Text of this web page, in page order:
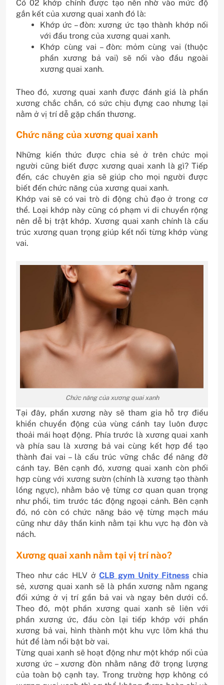
Có 02 khớp chính được tạo nên nhờ vào mức độ
gắn kết của xương quai xanh đó là:
Khớp ức – đòn: xương ức tạo thành khớp nối
với đầu trong của xương quai xanh.
Khớp cùng vai – đòn: mỏm cùng vai (thuộc
phần xương bả vai) sẽ nối vào đầu ngoài
xương quai xanh.
Theo đó, xương quai xanh được đánh giá là phần
xương chắc chắn, có sức chịu đựng cao nhưng lại
nằm ở vị trí dễ gặp chấn thương.
Chức năng của xương quai xanh
Những kiến thức được chia sẻ ở trên chức mọi
người cũng biết được xương quai xanh là gì? Tiếp
đến, các chuyên gia sẽ giúp cho mọi người được
biết đến chức năng của xương quai xanh.
Khớp vai sẽ có vai trò di động chủ đạo ở trong cơ
thể. Loại khớp này cũng có phạm vi di chuyển rộng
nên dễ bị trật khớp. Xương quai xanh chính là cấu
trúc xương quan trọng giúp kết nối từng khớp vùng
vai.
Chức năng của xương quai xanh
Tại đây, phần xương này sẽ tham gia hỗ trợ điều
khiển chuyển động của vùng cánh tay luôn được
thoải mái hoạt động. Phía trước là xương quai xanh
và phía sau là xương bả vai cùng kết hợp để tạo
thành đai vai – là cấu trúc vững chắc để nâng đỡ
cánh tay. Bên cạnh đó, xương quai xanh còn phối
hợp cùng với xương sườn (chính là xương tạo thành
lồng ngực), nhằm bảo vệ từng cơ quan quan trọng
như phổi, tim trước tác động ngoại cảnh. Bên cạnh
đó, nó còn có chức năng bảo vệ từng mạch máu
cũng như dây thần kinh nằm tại khu vực hạ đòn và
nách.
Xương quai xanh nằm tại vị trí nào?
Theo như các HLV ởCLB gym Unity Fitness chia
sẻ, xương quai xanh sẽ là phần xương nằm ngang
đối xứng ở vị trí gần bả vai và ngay bên dưới cổ.
Theo đó, một phần xương quai xanh sẽ liên với
phần xương ức, đầu còn lại tiếp khớp với phần
xương bả vai, hình thành một khu vực lõm khá thu
hút để làm nổi bật bờ vai.
Từng quai xanh sẽ hoạt động như một khớp nối của
xương ức – xương đòn nhằm nâng đỡ trọng lượng
của toàn bộ cạnh tay. Trong trường hợp không có